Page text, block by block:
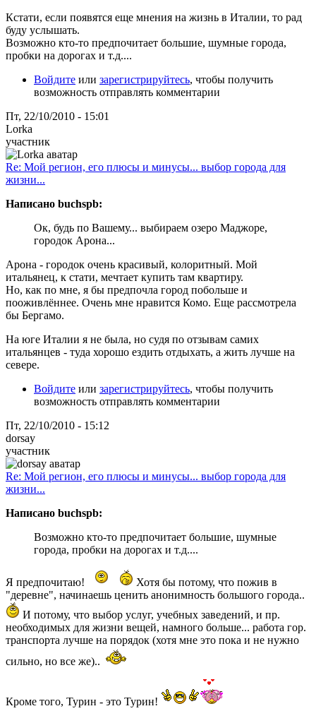
Кстати, если появятся еще мнения на жизнь в Италии, то рад
буду услышать.
Возможно кто-то предпочитает большие, шумные города,
пробки на дорогах и т.д....
Войдите или зарегистрируйтесь, чтобы получить
возможность отправлять комментарии
Пт, 22/10/2010 - 15:01
Lorka
участник
Re: Мой регион, его плюсы и минусы... выбор города для
жизни...
Написано buchspb:
Ок, будь по Вашему... выбираем озеро Маджоре,
городок Арона...
Арона - городок очень красивый, колоритный. Мой
итальянец, к стати, мечтает купить там квартиру.
Но, как по мне, я бы предпочла город побольше и
пооживлённее. Очень мне нравится Комо. Еще рассмотрела
бы Бергамо.
На юге Италии я не была, но судя по отзывам самих
итальянцев - туда хорошо ездить отдыхать, а жить лучше на
севере.
Войдите или зарегистрируйтесь, чтобы получить
возможность отправлять комментарии
Пт, 22/10/2010 - 15:12
dorsay
участник
Re: Мой регион, его плюсы и минусы... выбор города для
жизни...
Написано buchspb:
Возможно кто-то предпочитает большие, шумные
города, пробки на дорогах и т.д....
Я предпочитаю!
Хотя бы потому, что пожив в
"деревне", начинаешь ценить анонимность большого города..
И потому, что выбор услуг, учебных заведений, и пр.
необходимых для жизни вещей, намного больше... работа гор.
транспорта лучше на порядок (хотя мне это пока и не нужно
сильно, но все же)..
Кроме того, Турин - это Турин!